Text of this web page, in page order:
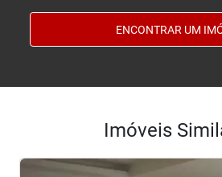
ENCONTRAR UM
Imóveis